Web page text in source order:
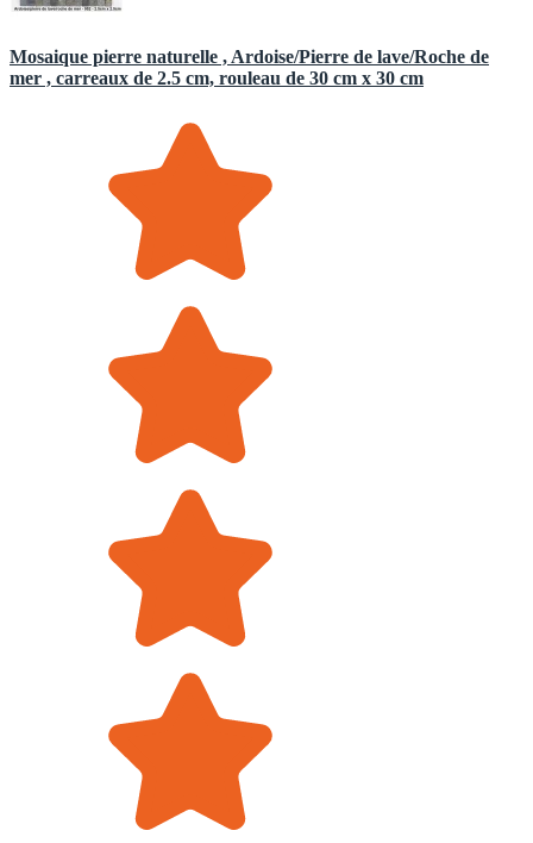
Mosaique pierre naturelle , Ardoise/Pierre de lave/Roche de
mer , carreaux de 2.5 cm, rouleau de 30 cm x 30 cm